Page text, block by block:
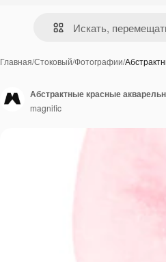
Главная/Стоковый/Фотографии/
Абстрактные красные
magnific